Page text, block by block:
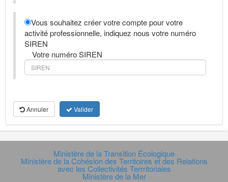
Vous souhaitez créer votre compte pour votre
activité professionnelle, indiquez nous votre numéro
SIREN
Votre numéro SIREN
Annuler Valider
Ministère de la Transition Écologique
Ministère de la Cohésion des Territoires et des Relations
avec les Collectivités Terrritoriales
Ministère de la Mer